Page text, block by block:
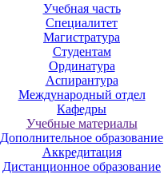
Учебная часть
Специалитет
Магистратура
Студентам
Ординатура
Аспирантура
Международный отдел
Кафедры
Учебные материалы
Дополнительное образование
Аккредитация
Дистанционное образование